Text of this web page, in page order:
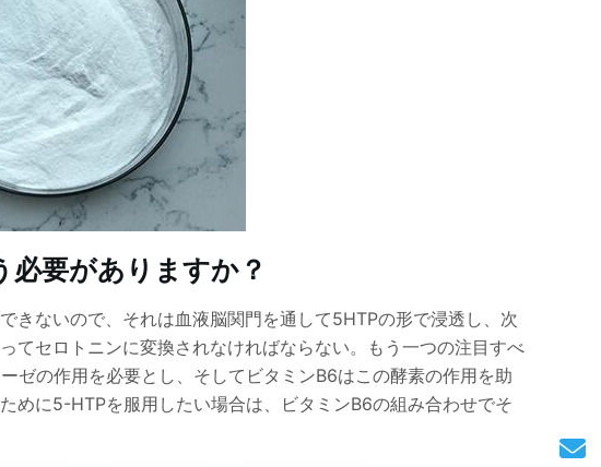
要がありますか？
きないので、それは血液脳関門を通して5HTPの形で浸透し、次
てセロトニンに変換されなければならない。もう一つの注目すべ
ゼの作用を必要とし、そしてビタミンB6はこの酵素の作用を助
めに5-HTPを服用したい場合は、ビタミンB6の組み合わせでそ